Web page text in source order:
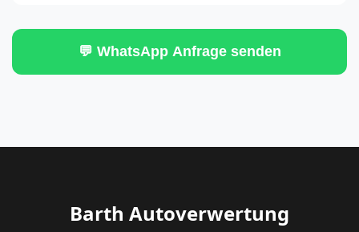
💬 WhatsApp Anfrage senden
Barth Autoverwertung